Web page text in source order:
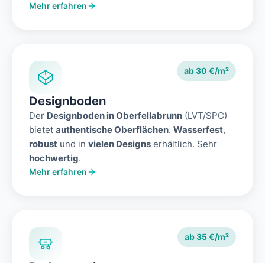
Mehr erfahren
ab 30 €/m²
Designboden
Der Designboden in Oberfellabrunn (LVT/SPC)
bietet authentische Oberflächen. Wasserfest,
robust und in vielen Designs erhältlich. Sehr
hochwertig.
Mehr erfahren
ab 35 €/m²